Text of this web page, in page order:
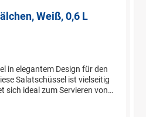
Weiß, 0,6 L
in elegantem Design für den
Salatschüssel ist vielseitig
sich ideal zum Servieren von